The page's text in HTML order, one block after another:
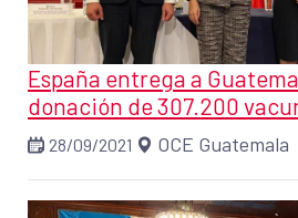
España entrega a
donación de 307.200
28/09/2021 OCE Guatemala